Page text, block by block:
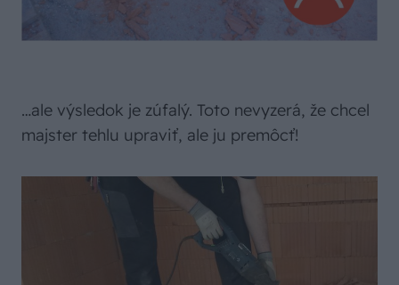
…ale výsledok je zúfalý. Toto nevyzerá, že chcel
majster tehlu upraviť, ale ju premôcť!